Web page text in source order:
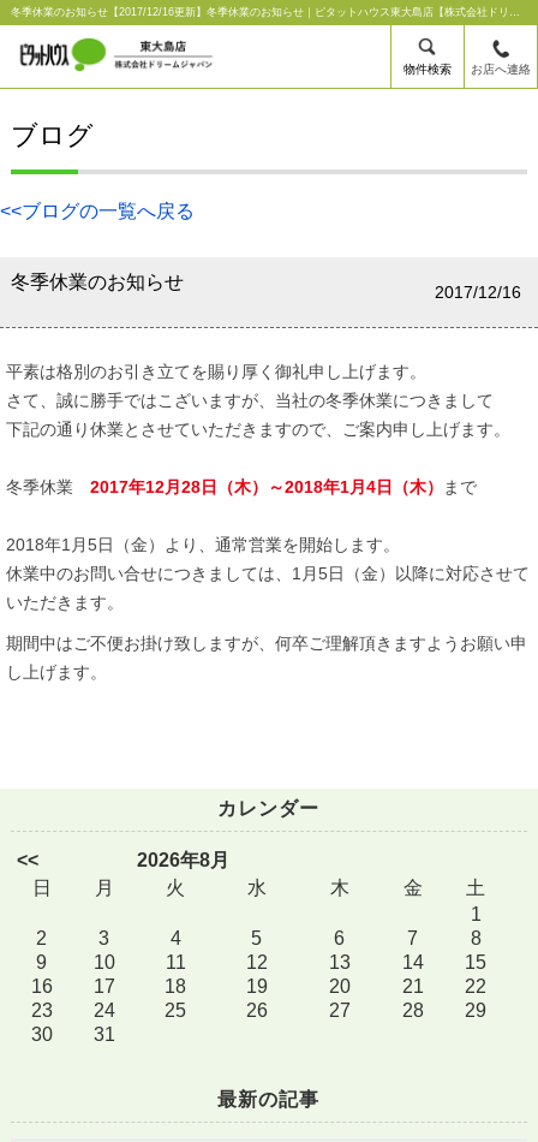
冬季休業のお知らせ【2017/12/16更新】冬季休業のお知らせ｜ピタットハウス東大島店【株式会社ドリームジャパン】
物件検索 お店へ連絡
ブログ
<<ブログの一覧へ戻る
冬季休業のお知らせ 2017/12/16
平素は格別のお引き立てを賜り厚く御礼申し上げます。
さて、誠に勝手ではこざいますが、当社の冬季休業につきまして
下記の通り休業とさせていただきますので、ご案内申し上げます。
冬季休業 2017年12月28日（木）～2018年1月4日（木） まで
2018年1月5日（金）より、通常営業を開始します。
休業中のお問い合せにつきましては、1月5日（金）以降に対応させて
いただきます。
期間中はご不便お掛け致しますが、何卒ご理解頂きますようお願い申
し上げます。
カレンダー
<<
2026年8月
日
月 火 水 木 金
土
1
2
3 4 5 6 7
8
9
10 11 12 13 14
15
16
17 18 19 20 21
22
23
24 25 26 27 28
29
30
31
最新の記事